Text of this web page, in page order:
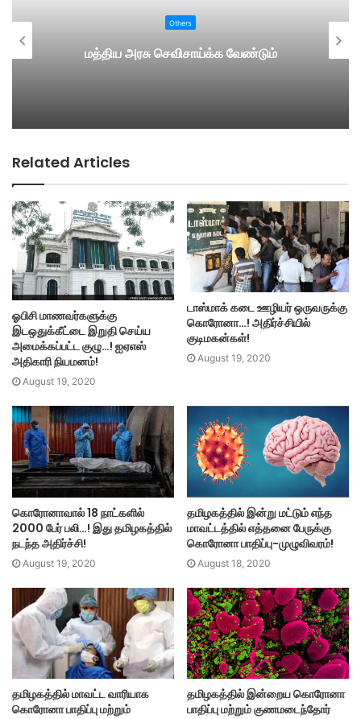
Others
மத்திய அரசு செவிசாய்க்க வேண்டும்
Related Articles
ஓபிசி மாணவர்களுக்கு
இடஒதுக்கீட்டை இறுதி செய்ய
அமைக்கப்பட்ட குழு…! ஐஏஎஸ்
அதிகாரி நியமனம்!
August 19, 2020
டாஸ்மாக் கடை ஊழியர் ஒருவருக்கு
கொரோனா…! அதிர்ச்சியில்
குடிமகன்கள்!
August 19, 2020
கொரோனாவால் 18 நாட்களில்
2000 பேர் பலி…! இது தமிழகத்தில்
நடந்த அதிர்ச்சி!
August 19, 2020
தமிழகத்தில் இன்று மட்டும் எந்த
மாவட்டத்தில் எத்தனை பேருக்கு
கொரோனா பாதிப்பு-முழுவிவரம்!
August 18, 2020
தமிழகத்தில் மாவட்ட வாரியாக
கொரோனா பாதிப்பு மற்றும்
தமிழகத்தில் இன்றைய கொரோனா
பாதிப்பு மற்றும் குணமடைந்தோர்